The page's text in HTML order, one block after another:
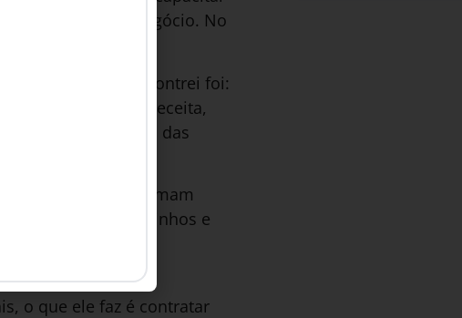
para o negócio. No
A resposta que encontrei foi:
um centro de receita,
assim como no das
já costumam
fazem isso sozinhos e
do varejo
o que ele faz é contratar